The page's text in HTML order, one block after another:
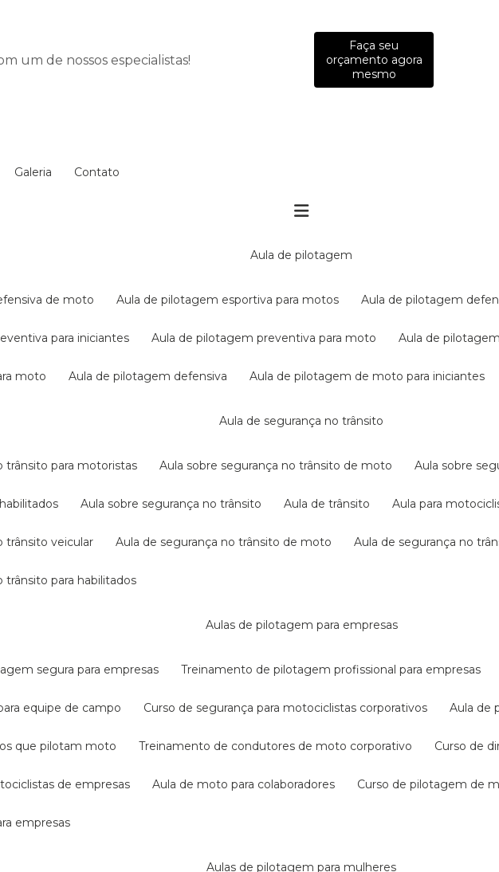
um de nossos especialistas!
Faça seu
orçamento agora
mesmo
Galeria Contato
aula de pilotagem
de moto aula de pilotagem esportiva para motos aula de pilotagem
para iniciantes aula de pilotagem preventiva para moto aula de
moto aula de pilotagem defensiva aula de pilotagem de moto para iniciantes
aula de segurança no trânsito
trânsito para motoristas aula sobre segurança no trânsito de moto aula sobre
aula sobre segurança no trânsito aula de trânsito aula para
trânsito veicular aula de segurança no trânsito de moto aula de segurança no
trânsito para habilitados
aulas de pilotagem para empresas
segura para empresas treinamento de pilotagem profissional para empresas
equipe de campo curso de segurança para motociclistas corporativos aula
que pilotam moto treinamento de condutores de moto corporativo curso de
de empresas aula de moto para colaboradores curso de pilotagem de
empresas
aulas de pilotagem para mulheres